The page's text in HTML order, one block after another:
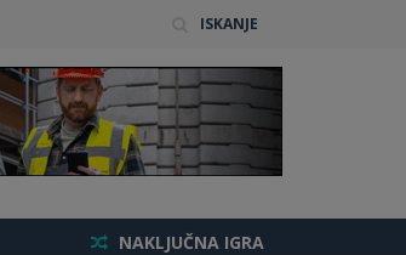
ISKANJE
NAKLJUČNA IGRA